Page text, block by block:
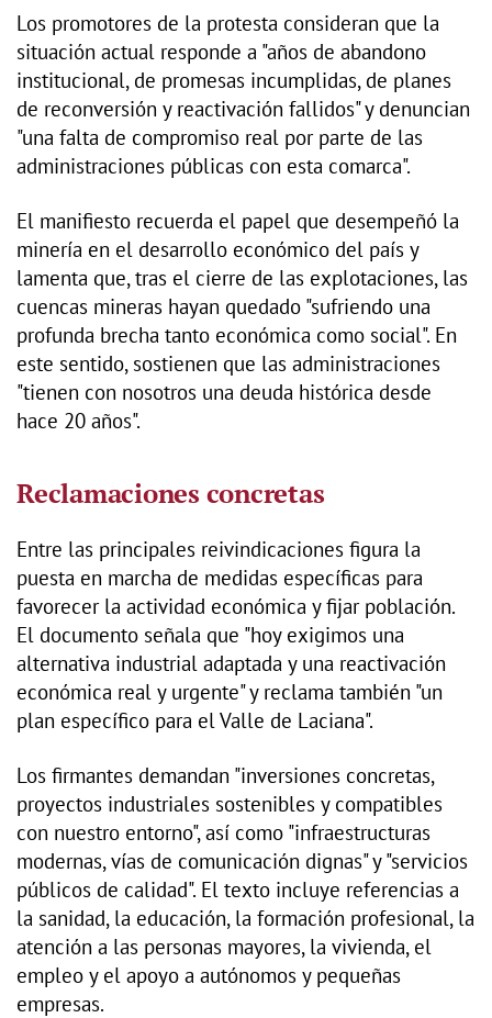
Los promotores de la protesta consideran que la
situación actual responde a "años de abandono
institucional, de promesas incumplidas, de planes
de reconversión y reactivación fallidos" y denuncian
"una falta de compromiso real por parte de las
administraciones públicas con esta comarca".
El manifiesto recuerda el papel que desempeñó la
minería en el desarrollo económico del país y
lamenta que, tras el cierre de las explotaciones, las
cuencas mineras hayan quedado "sufriendo una
profunda brecha tanto económica como social". En
este sentido, sostienen que las administraciones
"tienen con nosotros una deuda histórica desde
hace 20 años".
Reclamaciones concretas
Entre las principales reivindicaciones figura la
puesta en marcha de medidas específicas para
favorecer la actividad económica y fijar población.
El documento señala que "hoy exigimos una
alternativa industrial adaptada y una reactivación
económica real y urgente" y reclama también "un
plan específico para el Valle de Laciana".
Los firmantes demandan "inversiones concretas,
proyectos industriales sostenibles y compatibles
con nuestro entorno", así como "infraestructuras
modernas, vías de comunicación dignas" y "servicios
públicos de calidad". El texto incluye referencias a
la sanidad, la educación, la formación profesional, la
atención a las personas mayores, la vivienda, el
empleo y el apoyo a autónomos y pequeñas
empresas.